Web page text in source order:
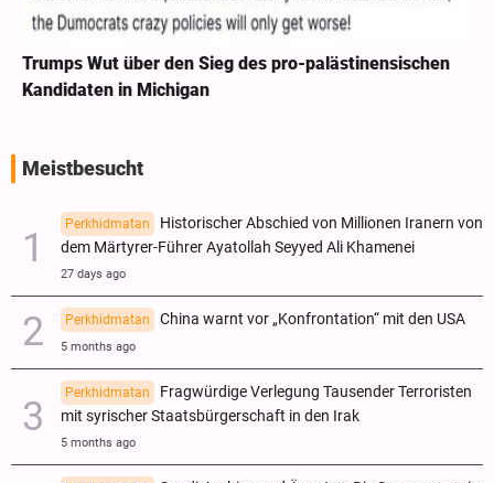
Trumps Wut über den Sieg des pro-palästinensischen
Kandidaten in Michigan
Meistbesucht
Perkhidmatan
Historischer Abschied von Millionen Iranern von
dem Märtyrer-Führer Ayatollah Seyyed Ali Khamenei
27 days ago
Perkhidmatan China warnt vor „Konfrontation“ mit den USA
5 months ago
Perkhidmatan
Fragwürdige Verlegung Tausender Terroristen
mit syrischer Staatsbürgerschaft in den Irak
5 months ago